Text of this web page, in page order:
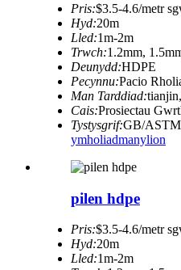
Pris:$3.5-4.6/metr
Hyd:20m
Lled:1m-2m
Trwch:1.2mm,
Deunydd:HDPE
Pecynnu:Pacio
Man Tarddiad:
Cais:Prosiectau
Tystysgrif:GB/
ymholiadmanylion
pilen hdpe
Pris:$3.5-4.6/metr
Hyd:20m
Lled:1m-2m